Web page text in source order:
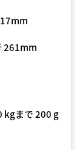
261mm
kgまで 200 g